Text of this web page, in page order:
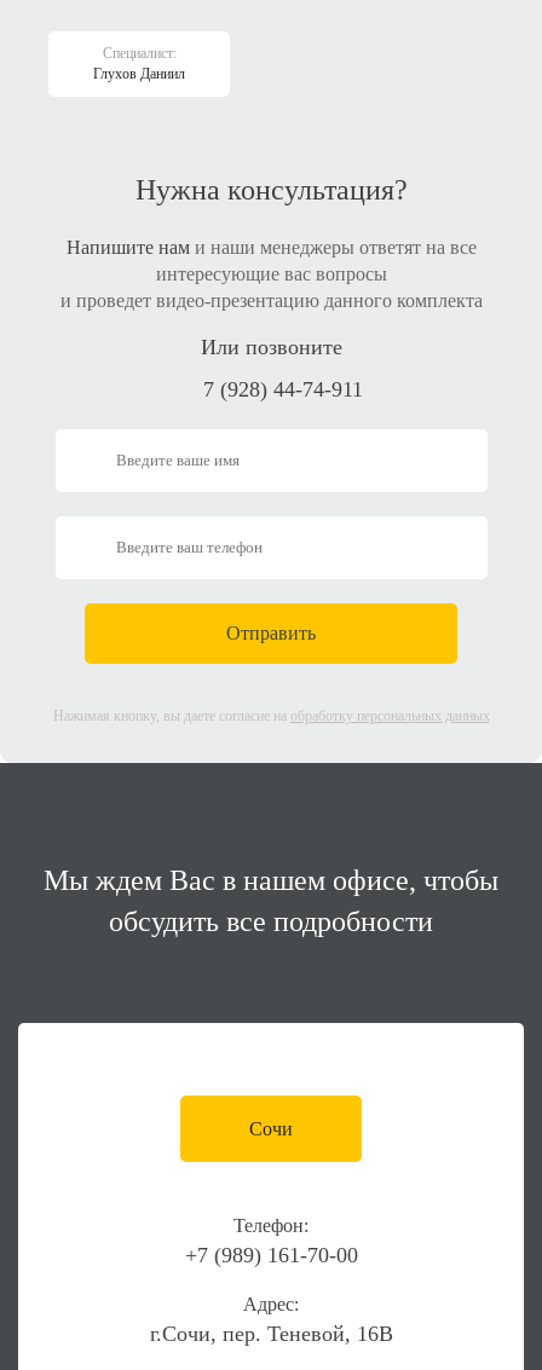
Специалист:
Глухов Даниил
Нужна консультация?
Напишите нами наши менеджеры ответят на все
интересующие вас вопросы
и проведет видео-презентацию данного комплекта
Или позвоните
7 (928) 44-74-911
Нажимая кнопку, вы даете согласие на обработку персональных данных
Мы ждем Вас в нашем офисе, чтобы
обсудить все подробности
Сочи
Телефон:
+7 (989) 161-70-00
Адрес:
г.Сочи, пер. Теневой, 16В